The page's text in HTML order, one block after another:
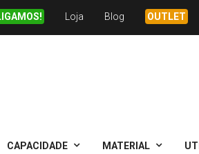
Loja Blog OUTLET
CAPACIDADE MATERIAL